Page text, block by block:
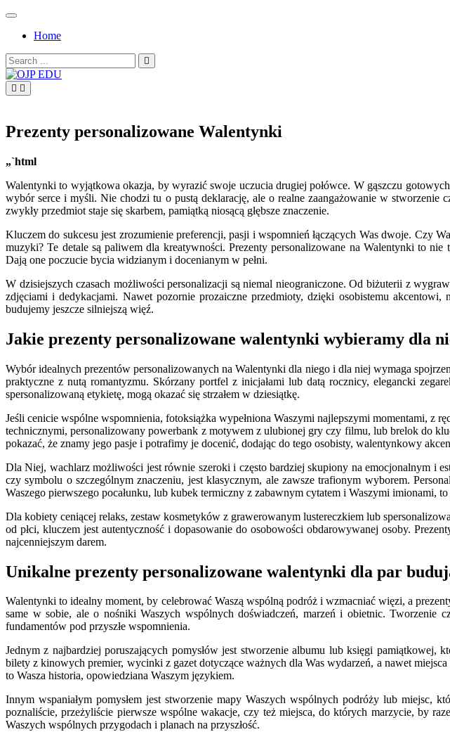
Skip
contentHome
Search
for:
Prezenty personalizowane Walentynki
„`html
Walentynki to wyjątkowa okazja, by wyrazić swoje uczucia drugiej połówce. W gąszczu
wybór serce i myśli. Nie chodzi tu o pustą deklarację, ale o realne zaangażowanie w stworzenie
zwykły przedmiot staje się skarbem, pamiątką niosącą głębsze znaczenie.
Kluczem do sukcesu jest zrozumienie preferencji, pasji i wspomnień łączących Was dwoje. Czy
muzyki? Te detale są paliwem dla kreatywności. Prezenty personalizowane na Walentynki to
Dają one poczucie bycia widzianym i docenianym w pełni.
W dzisiejszych czasach możliwości personalizacji są niemal nieograniczone. Od biżuterii z
zdjęciami i dedykacjami. Nawet pozornie prozaiczne przedmioty, dzięki osobistemu
budujemy jeszcze silniejszą więź.
Jakie prezenty personalizowane walentynki wybieramy dla
Wybór idealnych prezentów personalizowanych na Walentynki dla niego i dla niej wymaga
praktyczne z nutą romantyzmu. Skórzany portfel z inicjałami lub datą rocznicy, elegancki
spersonalizowaną etykietę, mogą okazać się strzałem w dziesiątkę.
Jeśli cenicie wspólne wspomnienia, fotoksiążka wypełniona Waszymi najlepszymi momentami, z
technicznymi, personalizowany powerbank z motywem z ulubionej gry czy filmu, lub brelok do
pokazać, że znamy jego pasje i potrafimy je docenić, dodając do tego osobisty, walentynkowy
Dla Niej, wachlarz możliwości jest równie szeroki i często bardziej skupiony na emocjonalnym i
czy symbolu o szczególnym znaczeniu, jest klasycznym, ale zawsze trafionym wyborem.
Waszego pierwszego pocałunku, lub kubek termiczny z zabawnym cytatem i Waszymi imionami,
Dla kobiety ceniącej relaks, zestaw kosmetyków z grawerowanym lustereczkiem lub
od płci, kluczem jest autentyczność i dopasowanie do osobowości obdarowywanej osoby.
najcenniejszym darem.
Unikalne prezenty personalizowane walentynki dla par
Walentynki to idealny moment, by celebrować Waszą wspólną podróż i wzmacniać więzi, a
same w sobie, ale o nośniki Waszych wspólnych doświadczeń, marzeń i obietnic. Tworzenie
fundamentów pod przyszłe wspomnienia.
Jednym z najbardziej poruszających pomysłów jest stworzenie albumu lub księgi
bilety z kinowych premier, wycinki z gazet dotyczące ważnych dla Was wydarzeń, a nawet
to Wasza historia, opowiedziana Waszym językiem.
Innym wspaniałym pomysłem jest stworzenie mapy Waszych wspólnych podróży lub miejsc,
poznaliście, przeżyliście pierwsze wspólne wakacje, czy też miejsca, do których marzycie, by
Waszych wspólnych przygodach i planach na przyszłość.